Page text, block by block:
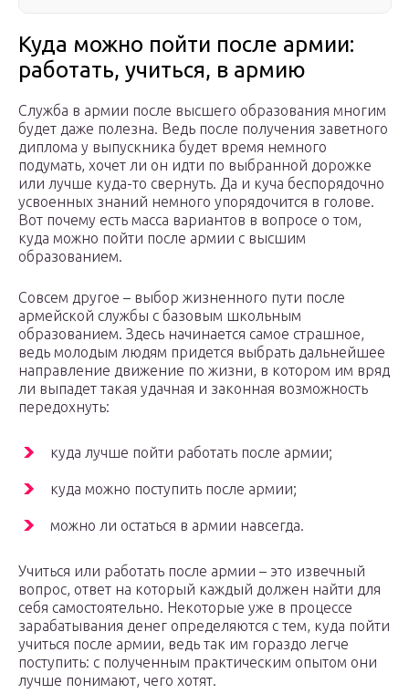
Куда можно пойти после армии:
работать, учиться, в армию
Служба в армии после высшего образования многим
будет даже полезна. Ведь после получения заветного
диплома у выпускника будет время немного
подумать, хочет ли он идти по выбранной дорожке
или лучше куда-то свернуть. Да и куча беспорядочно
усвоенных знаний немного упорядочится в голове.
Вот почему есть масса вариантов в вопросе о том,
куда можно пойти после армии с высшим
образованием.
Совсем другое – выбор жизненного пути после
армейской службы с базовым школьным
образованием. Здесь начинается самое страшное,
ведь молодым людям придется выбрать дальнейшее
направление движение по жизни, в котором им вряд
ли выпадет такая удачная и законная возможность
передохнуть:
куда лучше пойти работать после армии;
куда можно поступить после армии;
можно ли остаться в армии навсегда.
Учиться или работать после армии – это извечный
вопрос, ответ на который каждый должен найти для
себя самостоятельно. Некоторые уже в процессе
зарабатывания денег определяются с тем, куда пойти
учиться после армии, ведь так им гораздо легче
поступить: с полученным практическим опытом они
лучше понимают, чего хотят.